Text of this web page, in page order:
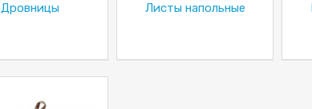
Дровницы Листы напольные